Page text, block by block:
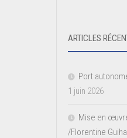
ARTICLES
Port
1 juin 2026
Mise en
/Florentine